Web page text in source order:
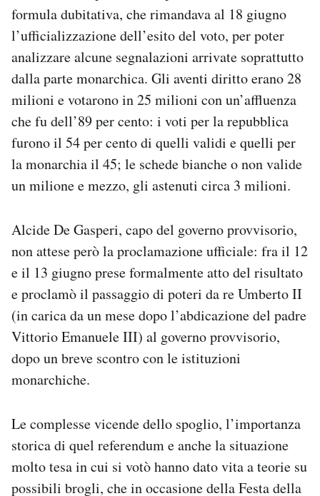
formula dubitativa, che rimandava al 18 giugno
l’ufficializzazione dell’esito del voto, per poter
analizzare alcune segnalazioni arrivate soprattutto
dalla parte monarchica. Gli aventi diritto erano 28
milioni e votarono in 25 milioni con un’affluenza
che fu dell’89 per cento: i voti per la repubblica
furono il 54 per cento di quelli validi e quelli per
la monarchia il 45; le schede bianche o non valide
un milione e mezzo, gli astenuti circa 3 milioni.
Alcide De Gasperi, capo del governo provvisorio,
non attese però la proclamazione ufficiale: fra il 12
e il 13 giugno prese formalmente atto del risultato
e proclamò il passaggio di poteri da re Umberto II
(in carica da un mese dopo l’abdicazione del padre
Vittorio Emanuele III) al governo provvisorio,
dopo un breve scontro con le istituzioni
monarchiche.
Le complesse vicende dello spoglio, l’importanza
storica di quel referendum e anche la situazione
molto tesa in cui si votò hanno dato vita a teorie su
possibili brogli, che in occasione della Festa della